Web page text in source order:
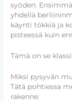
syöden.
yhdellä
käynti tökkiä ja
pisteessä kuin
Tämä on se
Miksi pysyvän
Tätä pohtiessa
rakenne: